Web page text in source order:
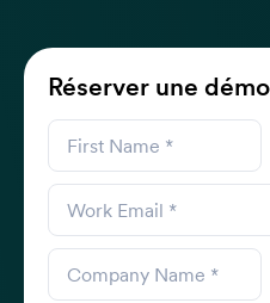
Réserver une